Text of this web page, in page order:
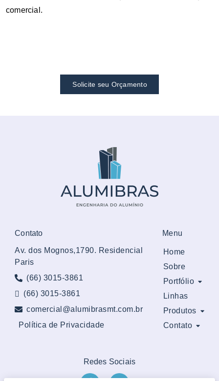
comercial.
Solicite seu Orçamento
Contato
Av. dos Mognos,1790. Residencial
Paris
(66) 3015-3861
(66) 3015-3861
comercial@alumibrasmt.com.br
Política de Privacidade
Menu
Home
Sobre
Portfólio
Linhas
Produtos
Contato
Redes Sociais